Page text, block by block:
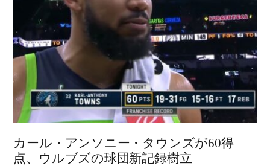
カール・アンソニー・タウンズが60得
点、ウルブズの球団新記録樹立